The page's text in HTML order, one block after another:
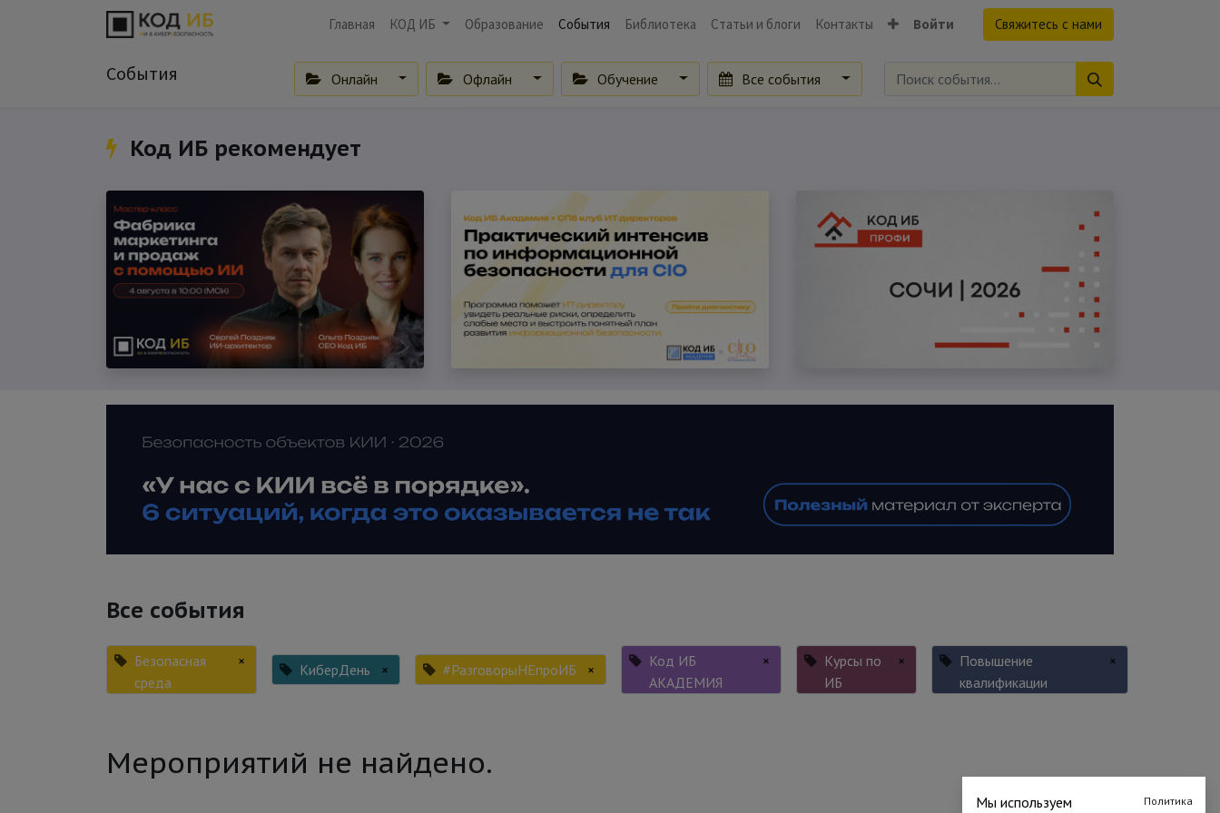
Главная КОД ИБ Образование События Библиотека Статьи и блоги Контакты Войти Свяжитесь с нами
События Онлайн Офлайн Обучение Все события
Код ИБ рекомендует
Все события
Безопасная
среда
× КиберДень × #РазговорыНЕпроИБ ×
Код ИБ
АКАДЕМИЯ
×
Курсы по
ИБ
×
Повышение
квалификации
×
Мероприятий не найдено.
Мы используем
Политика